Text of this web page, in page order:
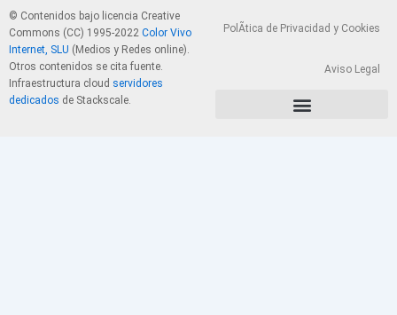
© Contenidos bajo licencia Creative
Commons (CC) 1995-2022 Color Vivo
Internet, SLU (Medios y Redes online).
Otros contenidos se cita fuente.
Infraestructura cloud servidores
dedicados de Stackscale.
PolÃ­tica de Privacidad y Cookies
Aviso Legal